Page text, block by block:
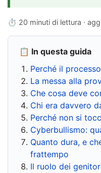
⏱ 20 minuti di lettura ·
📋 In questa guida
Perché il
La messa alla
Che cosa deve
Chi era davvero
Perché non si
Cyberbullismo:
Quanto dura, e
frattempo
Il ruolo dei